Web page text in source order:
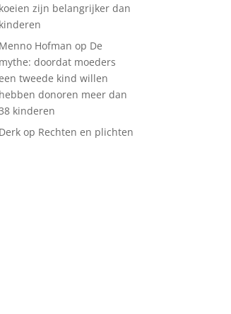
koeien zijn belangrijker dan
kinderen
Menno Hofman op De
mythe: doordat moeders
tweede kind willen
hebben donoren meer dan
kinderen
Derk op Rechten en plichten